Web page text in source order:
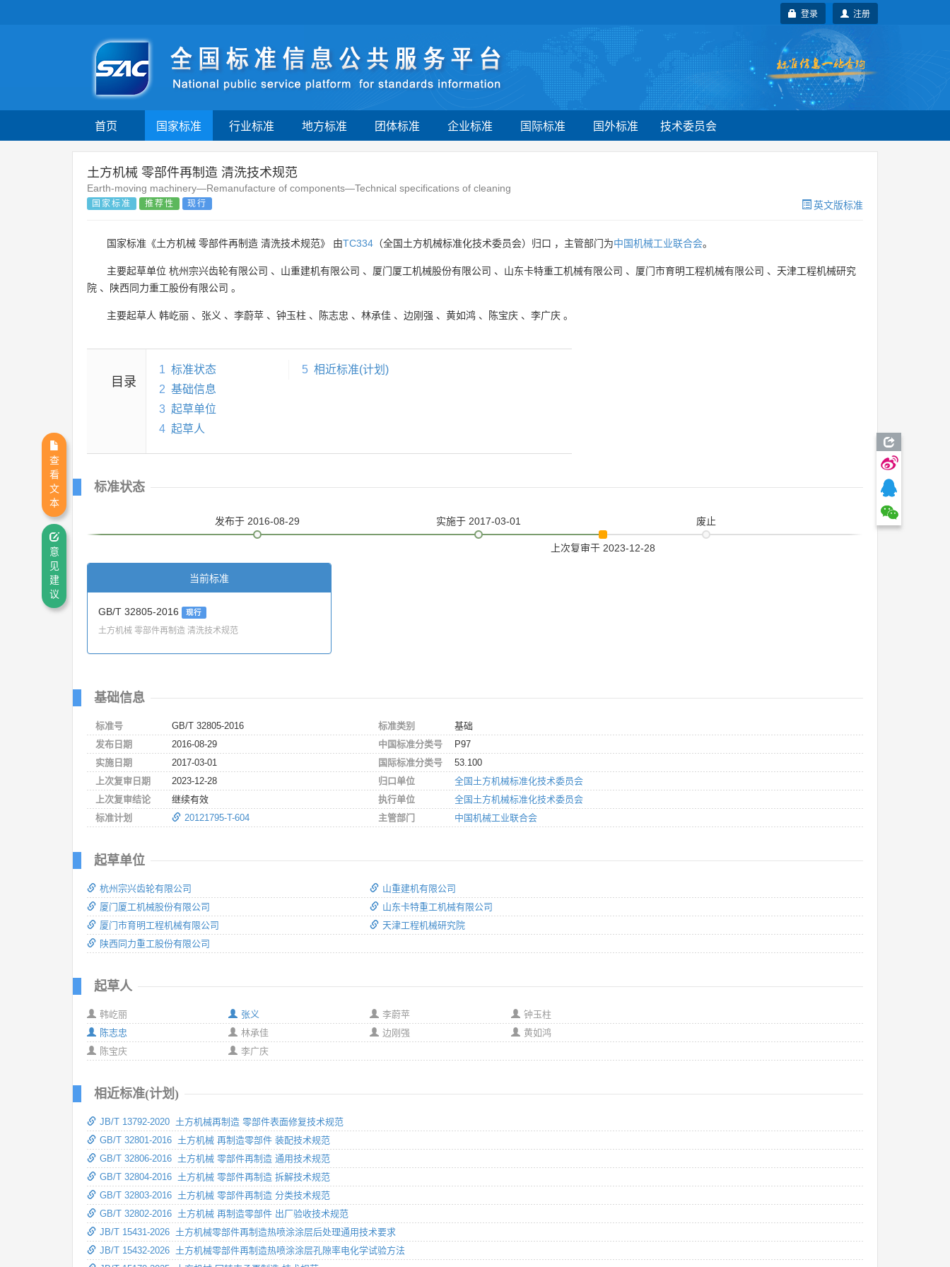
注册
登录
首页 国家标准 行业标准 地方标准 团体标准 企业标准 国际标准 国外标准 技术委员会
土方机械 零部件再制造 清洗技术规范
Earth-moving machinery—Remanufacture of components—Technical specifications of cleaning
国家标准 推荐性 现行 英文版标准
国家标准《土方机械 零部件再制造 清洗技术规范》 由TC334 （全国土方机械标准化技术委员会）归口 ，主管部门为中国机械工业联合会。
主要起草单位 杭州宗兴齿轮有限公司 、 山重建机有限公司 、 厦门厦工机械股份有限公司 、 山东卡特重工机械有限公司 、 厦门市育明工程机械有限公司 、 天津工程机械研究
院 、 陕西同力重工股份有限公司 。
主要起草人 韩屹丽 、 张义 、 李蔚苹 、 钟玉柱 、 陈志忠 、 林承佳 、 边刚强 、 黄如鸿 、 陈宝庆 、 李广庆 。
目录
1 标准状态
2 基础信息
3 起草单位
4 起草人
5 相近标准(计划)
标准状态
发布于 2016-08-29 实施于 2017-03-01
上次复审于 2023-12-28
废止
当前标准
GB/T 32805-2016 现行
土方机械 零部件再制造 清洗技术规范
基础信息
标准号
GB/T 32805-2016
发布日期
2016-08-29
实施日期
2017-03-01
上次复审日期
2023-12-28
上次复审结论
继续有效
标准计划
20121795-T-604
标准类别
基础
中国标准分类号
P97
国际标准分类号
53.100
归口单位
全国土方机械标准化技术委员会
执行单位
全国土方机械标准化技术委员会
主管部门
中国机械工业联合会
起草单位
杭州宗兴齿轮有限公司
厦门厦工机械股份有限公司
厦门市育明工程机械有限公司
陕西同力重工股份有限公司
山重建机有限公司
山东卡特重工机械有限公司
天津工程机械研究院
起草人
韩屹丽
张义
陈志忠
林承佳
陈宝庆
李广庆
李蔚苹
钟玉柱
边刚强
黄如鸿
相近标准(计划)
JB/T 13792-2020 土方机械再制造 零部件表面修复技术规范
GB/T 32801-2016 土方机械 再制造零部件 装配技术规范
GB/T 32806-2016 土方机械 零部件再制造 通用技术规范
GB/T 32804-2016 土方机械 零部件再制造 拆解技术规范
GB/T 32803-2016 土方机械 零部件再制造 分类技术规范
GB/T 32802-2016 土方机械 再制造零部件 出厂验收技术规范
JB/T 15431-2026 土方机械零部件再制造热喷涂涂层后处理通用技术要求
JB/T 15432-2026 土方机械零部件再制造热喷涂涂层孔隙率电化学试验方法
查
看
文
本
意
见
建
议